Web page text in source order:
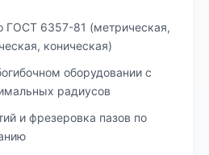
ГОСТ 6357-81 (метрическая,
коническая)
оборудовании с
радиусов
и фрезеровка пазов по